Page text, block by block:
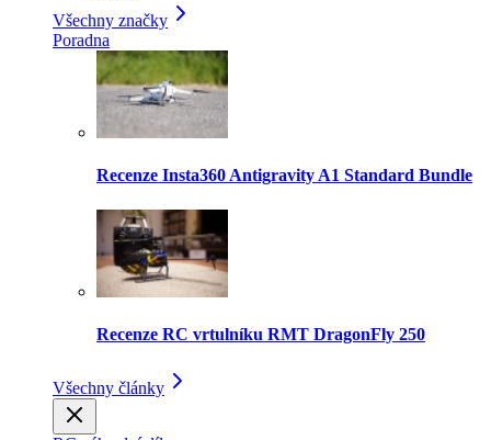
Všechny značky
Poradna
Recenze Insta360 Antigravity A1 Standard Bundle
Recenze RC vrtulníku RMT DragonFly 250
Všechny články